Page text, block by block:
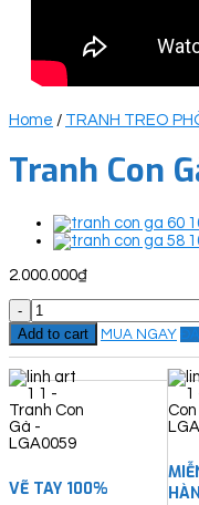
Home / TRANH TREO
Tranh Con
2.000.000₫
Tranh
Con
Gà
-
LGA0059
quantity
Add to cart MUA NGAY
VẼ TAY 100%